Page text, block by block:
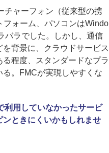
ャーフォン（従来型の携
ォーム、パソコンはWindo
ラでした。しかし、通信
背景に、クラウドサービス
程度、スタンダードなプラ
。FMCが実現しやすくな
用していなかったサービ
ときにくいかもしれませ